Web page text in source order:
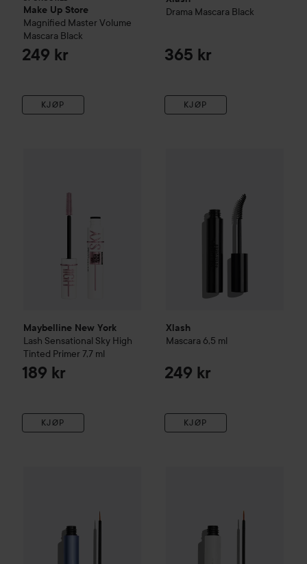
Make Up Store
Magnified Master Volume
Mascara Black
249 kr
KJØP
Drama Mascara Black
365 kr
KJØP
Maybelline New York
Lash Sensational Sky High
Tinted Primer 7,7 ml
189 kr
KJØP
Xlash
Mascara 6,5 ml
249 kr
KJØP